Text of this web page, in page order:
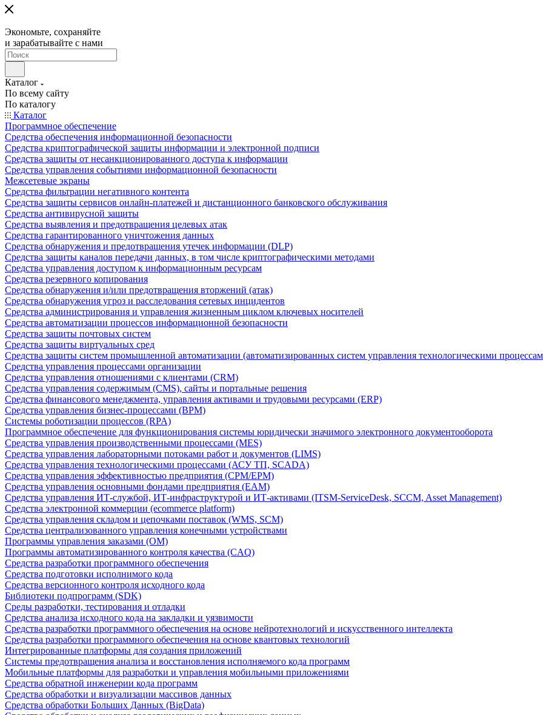
Экономьте, сохраняйте
и зарабатывайте с нами
Каталог
По всему сайту
По каталогу
Каталог
Программное обеспечение
Средства обеспечения информационной безопасности
Средства криптографической защиты информации и электронной подписи
Средства защиты от несанкционированного доступа к информации
Средства управления событиями информационной безопасности
Межсетевые экраны
Средства фильтрации негативного контента
Средства защиты сервисов онлайн-платежей и дистанционного банковского обслуживания
Средства антивирусной защиты
Средства выявления и предотвращения целевых атак
Средства гарантированного уничтожения данных
Средства обнаружения и предотвращения утечек информации (DLP)
Средства защиты каналов передачи данных, в том числе криптографическими методами
Средства управления доступом к информационным ресурсам
Средства резервного копирования
Средства обнаружения и/или предотвращения вторжений (атак)
Средства обнаружения угроз и расследования сетевых инцидентов
Средства администрирования и управления жизненным циклом ключевых носителей
Средства автоматизации процессов информационной безопасности
Средства защиты почтовых систем
Средства защиты виртуальных сред
Средства защиты систем промышленной автоматизации (автоматизированных систем управления технологическими
Средства управления процессами организации
Средства управления отношениями с клиентами (CRM)
Средства управления содержимым (CMS), сайты и портальные решения
Средства финансового менеджмента, управления активами и трудовыми ресурсами (ERP)
Средства управления бизнес-процессами (BPM)
Системы роботизации процессов (RPA)
Программное обеспечение для функционирования системы юридически значимого электронного документооборота
Средства управления производственными процессами (MES)
Средства управления лабораторными потоками работ и документов (LIMS)
Средства управления технологическими процессами (АСУ ТП, SCADA)
Средства управления эффективностью предприятия (CPM/EPM)
Средства управления основными фондами предприятия (EAM)
Средства управления ИТ-службой, ИТ-инфраструктурой и ИТ-активами (ITSM-ServiceDesk, SCCM, Asset Management)
Средства электронной коммерции (ecommerce platform)
Средства управления складом и цепочками поставок (WMS, SCM)
Средства централизованного управления конечными устройствами
Программы управления заказами (OM)
Программы автоматизированного контроля качества (CAQ)
Средства разработки программного обеспечения
Средства подготовки исполнимого кода
Средства версионного контроля исходного кода
Библиотеки подпрограмм (SDK)
Среды разработки, тестирования и отладки
Средства анализа исходного кода на закладки и уязвимости
Средства разработки программного обеспечения на основе нейротехнологий и искусственного интеллекта
Средства разработки программного обеспечения на основе квантовых технологий
Интегрированные платформы для создания приложений
Системы предотвращения анализа и восстановления исполняемого кода программ
Мобильные платформы для разработки и управления мобильными приложениями
Средства обратной инженерии кода программ
Средства обработки и визуализации массивов данных
Средства обработки Больших Данных (BigData)